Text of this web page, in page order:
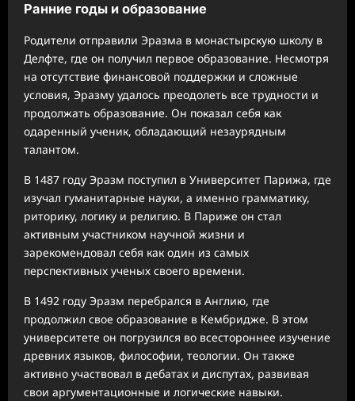
Ранние годы и образование
Родители отправили Эразма в монастырскую школу в
Делфте, где он получил первое образование. Несмотря
на отсутствие финансовой поддержки и сложные
условия, Эразму удалось преодолеть все трудности и
продолжать образование. Он показал себя как
одаренный ученик, обладающий незаурядным
талантом.
В 1487 году Эразм поступил в Университет Парижа, где
изучал гуманитарные науки, а именно грамматику,
риторику, логику и религию. В Париже он стал
активным участником научной жизни и
зарекомендовал себя как один из самых
перспективных ученых своего времени.
В 1492 году Эразм перебрался в Англию, где
продолжил свое образование в Кембридже. В этом
университете он погрузился во всестороннее изучение
древних языков, философии, теологии. Он также
активно участвовал в дебатах и диспутах, развивая
свои аргументационные и логические навыки.